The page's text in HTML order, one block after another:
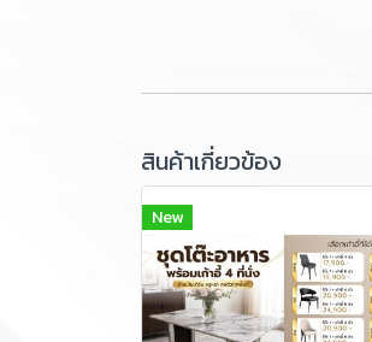
สินค้าเกี่ยวข้อง
New